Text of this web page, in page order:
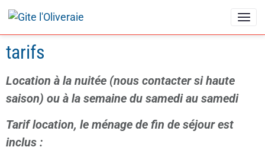
tarifs
Location à la nuitée (nous contacter si haute
saison) ou à la semaine du samedi au samedi
Tarif location, le ménage de fin de séjour est
inclus :